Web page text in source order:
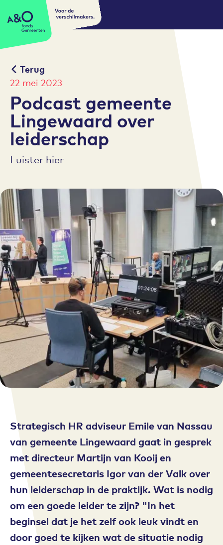
A&O fonds Gemeenten
Voor de
verschilmakers.
Terug
22 mei 2023
Podcast gemeente
Lingewaard over
leiderschap
Luister hier
Strategisch HR adviseur Emile van Nassau
van gemeente Lingewaard gaat in gesprek
met directeur Martijn van Kooij en
gemeentesecretaris Igor van der Valk over
hun leiderschap in de praktijk. Wat is nodig
om een goede leider te zijn? "In het
beginsel dat je het zelf ook leuk vindt en
door goed te kijken wat de situatie nodig